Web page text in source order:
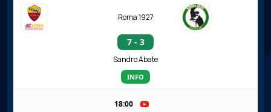
Roma 1927
7 - 3
Sandro Abate
INFO
18:00